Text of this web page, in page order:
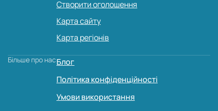
Створити оголошення
Карта сайту
Карта регіонів
Більше про насБлог
Політика конфіденційності
Умови використання